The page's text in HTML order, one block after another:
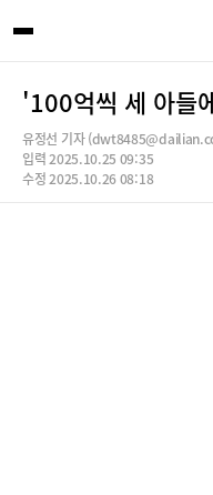
'100억씩 세 아들
유정선 기자
입력 2025.10.25 09:35
수정 2025.10.26 08:18